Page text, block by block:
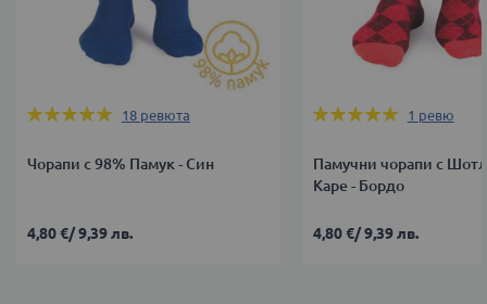
Оценка:
18 ревюта
Чорапи с 98% Памук - Син
4,80 €/9,39 лв.
Оценка:
1 ревю
Памучни чорапи с
Каре - Бордо
4,80 €/9,39 лв.